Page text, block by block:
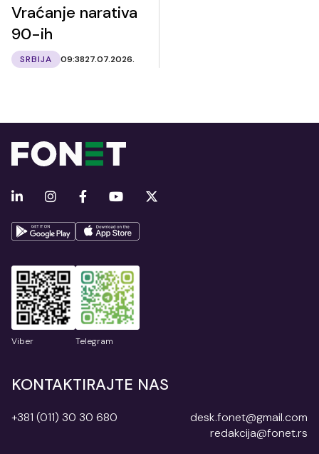
Vraćanje narativa
90-ih
SRBIJA 09:3827.07.2026.
Viber Telegram
KONTAKTIRAJTE NAS
+381 (011) 30 30 680
desk.fonet@gmail.com
redakcija@fonet.rs